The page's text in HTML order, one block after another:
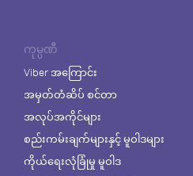
ကုမ္ပဏီ
Viber အကြောင်း
အမှတ်တံဆိပ် စင်တာ
အလုပ်အကိုင်များ
စည်းကမ်းချက်များနှင့် မူဝါဒများ
ကိုယ်ရေးလုံခြုံမှု မူဝါဒ